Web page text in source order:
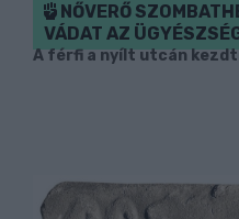
NŐVERŐ
VÁDAT AZ
A férfi a nyílt utcán